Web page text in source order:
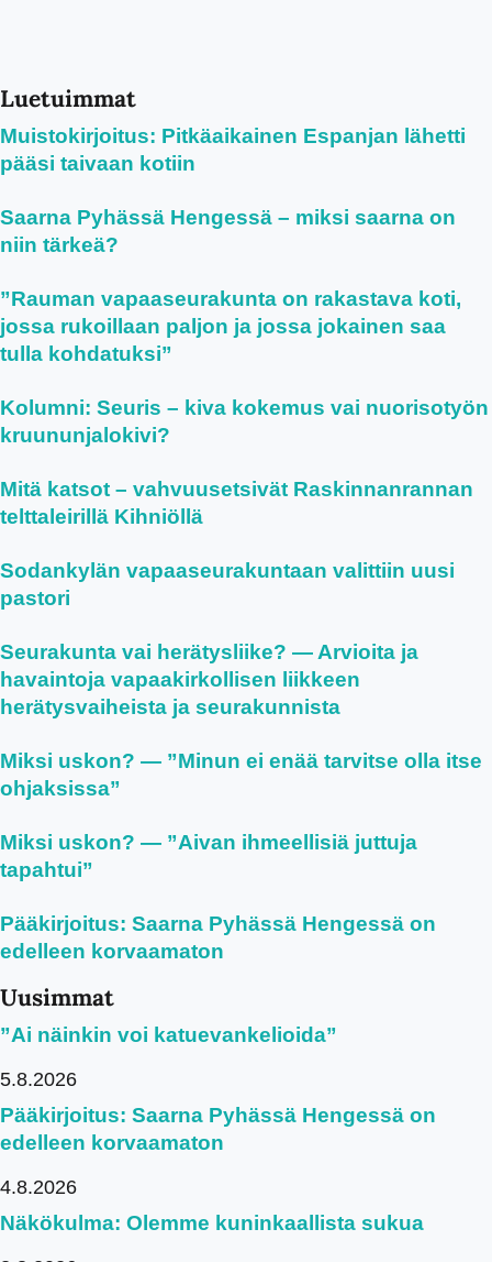
Luetuimmat
Muistokirjoitus: Pitkäaikainen Espanjan lähetti
pääsi taivaan kotiin
Saarna Pyhässä Hengessä – miksi saarna on
niin tärkeä?
”Rauman vapaaseurakunta on rakastava koti,
jossa rukoillaan paljon ja jossa jokainen saa
tulla kohdatuksi”
Kolumni: Seuris – kiva kokemus vai nuorisotyön
kruununjalokivi?
Mitä katsot – vahvuusetsivät Raskinnanrannan
telttaleirillä Kihniöllä
Sodankylän vapaaseurakuntaan valittiin uusi
pastori
Seurakunta vai herätysliike? — Arvioita ja
havaintoja vapaakirkollisen liikkeen
herätysvaiheista ja seurakunnista
Miksi uskon? — ”Minun ei enää tarvitse olla itse
ohjaksissa”
Miksi uskon? — ”Aivan ihmeellisiä juttuja
tapahtui”
Pääkirjoitus: Saarna Pyhässä Hengessä on
edelleen korvaamaton
Uusimmat
”Ai näinkin voi katuevankelioida”
5.8.2026
Pääkirjoitus: Saarna Pyhässä Hengessä on
edelleen korvaamaton
4.8.2026
Näkökulma: Olemme kuninkaallista sukua